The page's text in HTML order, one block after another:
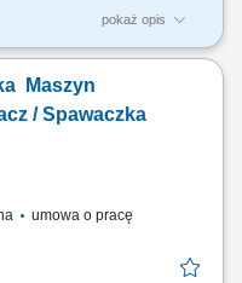
pokaż opis
metalowych do procesu
szlifowanie
elementów
Maszyn
/ Spawaczka
umowa o pracę